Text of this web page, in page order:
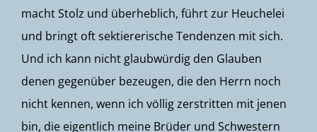
macht Stolz und überheblich, führt zur Heuchelei
und bringt oft sektiererische Tendenzen mit sich.
Und ich kann nicht glaubwürdig den Glauben
denen gegenüber bezeugen, die den Herrn noch
nicht kennen, wenn ich völlig zerstritten mit jenen
bin, die eigentlich meine Brüder und Schwestern